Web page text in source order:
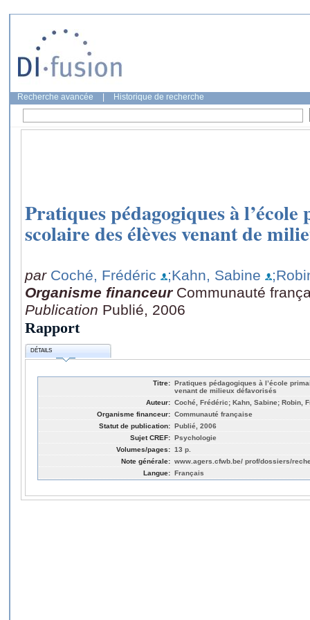
Recherche avancée Historique de recherche
Pratiques pédagogiques à
scolaire des élèves venant de
par Coché, Frédéric ;Kahn, Sabine
Organisme financeur Communauté
Publication Publié, 2006
Rapport
DÉTAILS
Titre: Pratiques pédagogiques à l’école
venant de milieux défavorisés
Auteur: Coché, Frédéric; Kahn, Sabine; Robin,
Organisme financeur: Communauté française
Statut de publication: Publié, 2006
Sujet CREF: Psychologie
Volumes/pages: 13 p.
Note générale: www.agers.cfwb.be/ prof/dossiers/
Langue: Français